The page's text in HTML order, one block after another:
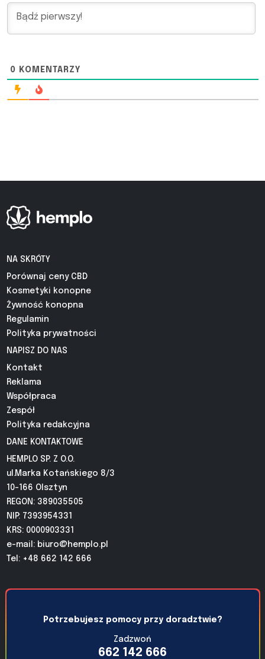
0 KOMENTARZY
NA SKRÓTY
Porównaj ceny CBD
Kosmetyki konopne
Żywność konopna
Regulamin
Polityka prywatności
NAPISZ DO NAS
Kontakt
Reklama
Współpraca
Zespół
Polityka redakcyjna
DANE KONTAKTOWE
HEMPLO SP. Z O.O.
ul.Marka Kotańskiego 8/3
10-166 Olsztyn
REGON: 389035505
NIP: 7393954331
KRS: 0000903331
e-mail: biuro@hemplo.pl
Tel: +48 662 142 666
Potrzebujesz pomocy przy doradztwie?
Zadzwoń
662 142 666